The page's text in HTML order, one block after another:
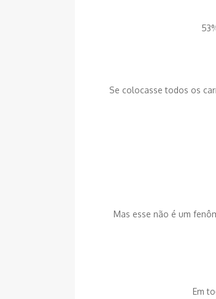
Se colocasse todos os
Mas esse não é um
Em